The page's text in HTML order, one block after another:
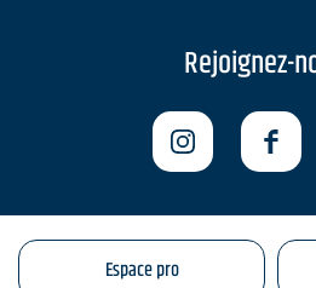
Rejoignez-
Espace pro